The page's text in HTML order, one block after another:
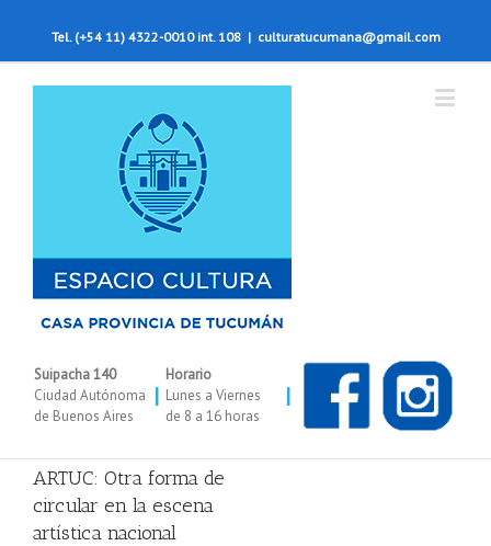
Tel. (+54 11) 4322-0010 int. 108 | culturatucumana@gmail.com
Suipacha 140
Ciudad Autónoma
de Buenos Aires
|
Horario
Lunes a Viernes
de 8 a 16 horas
|
ARTUC: Otra forma de
circular en la escena
artística nacional